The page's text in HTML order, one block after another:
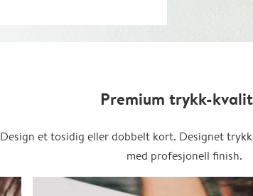
Premium trykk-
Design et tosidig eller dobbelt kort. Designet
med profesjonell finish.